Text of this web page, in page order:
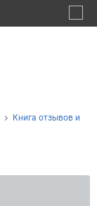
Книга отзывов и